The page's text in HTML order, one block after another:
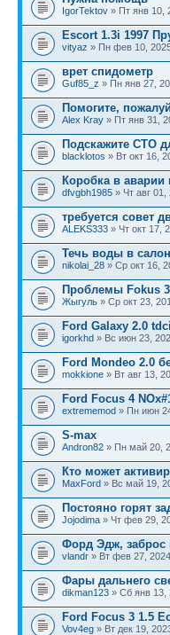
IgorTektov » Пт янв 10,
Escort 1.3i 1997
vityaz » Пн фев 10,
врет спидометр
Guf85_z » Пн янв 27,
Помогите,
Alex Kray » Пт янв 31,
Подскажите СТО
blacklotos » Вт окт 16,
Коробка в аварии
dfvgbh1985 » Чт авг 01,
требуется совет
ALEKS333 » Чт окт 17,
Течь воды в
nikolai_28 » Ср окт 16,
Пpоблемы Fokus 3
Жыгуль » Ср окт 23,
Ford Galaxy 2.0
igorkhd » Вс июн 23,
Ford Mondeo 2.0
mokkione » Вт авг 13,
Ford Focus 4
extrememod » Пн июн
S-max
Andron82 » Пн май 20,
Кто может
MaxFord » Вс май 19,
Постояно горят
Jojodima » Чт фев 29,
Форд Эдж, заброс
vlandr » Вт фев 27,
Фары дальнего
dikman123 » Сб янв 13,
Ford Focus 3 1.5
Vov4eg » Вт дек 19,